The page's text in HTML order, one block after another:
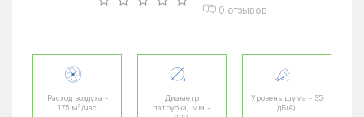
0 отзывов
Расход воздуха -
175 м³/час
Диаметр
патрубка, мм -
Уровень шума - 35
дБ(А)